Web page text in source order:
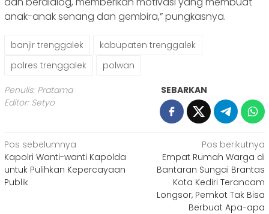
anak-anak senang dan gembira,” pungkasnya.
banjir trenggalek
kabupaten trenggalek
polres trenggalek
polwan
Penulis: Pratama
Editor: Setyo
SEBARKAN
Navigasi
pos
Pos sebelumnya
Kapolri Wanti-wanti Kapolda
untuk Pulihkan Kepercayaan
Publik
Pos berikutnya
Empat Rumah Warga di
Bantaran Sungai Brantas
Kota Kediri Terancam
Longsor, Pemkot Tak Bisa
Berbuat Apa-apa